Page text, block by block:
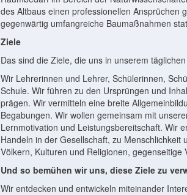
des Altbaus einen professionellen Ansprüchen
gegenwärtig umfangreiche Baumaßnahmen
Ziele
Das sind die Ziele, die uns in unserem
Wir Lehrerinnen und Lehrer, Schülerinnen,
Schule. Wir führen zu den Ursprüngen und
prägen. Wir vermitteln eine breite
Begabungen. Wir wollen gemeinsam mit
Lernmotivation und Leistungsbereitschaft. Wir
Handeln in der Gesellschaft, zu
Völkern, Kulturen und Religionen, gegenseitige
Und so bemühen wir uns, diese Ziele zu
Wir entdecken und entwickeln miteinander